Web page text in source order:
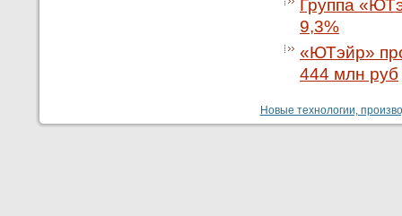
Группа
9,3%
«ЮТэйр»
444 млн руб
Новые технологии,